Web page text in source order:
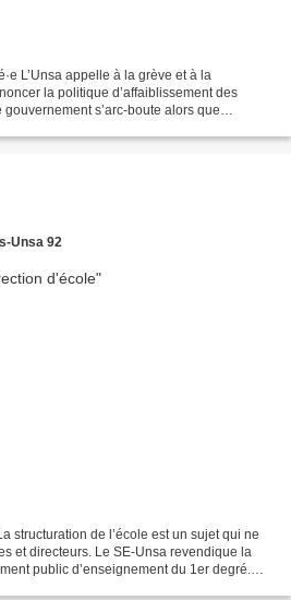
L’Unsa appelle à la grève et à la
la politique d’affaiblissement des
s’arc-boute alors que
Unsa 92
structuration de l’école est un sujet qui ne
et directeurs. Le SE-Unsa revendique la
public d’enseignement du 1er degré.